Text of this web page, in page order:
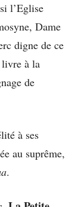
l’Eglise
Dame
digne de ce
livre à la
de
à ses
au suprême,
.